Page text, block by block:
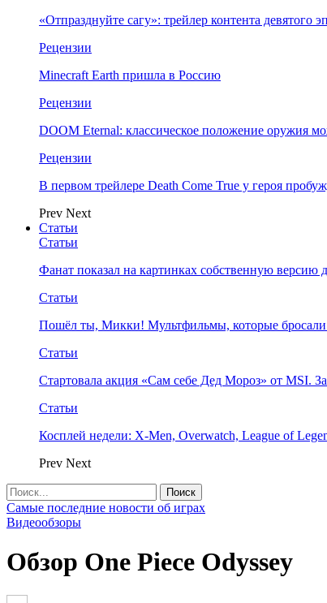
«Отпразднуйте сагу»: трейлер контента девятого
Рецензии
Minecraft Earth пришла в Россию
Рецензии
DOOM Eternal: классическое положение оружия
Рецензии
В первом трейлере Death Come True у героя
Prev Next
Статьи
Статьи
Фанат показал на картинках собственную
Статьи
Пошёл ты, Микки! Мультфильмы, которые бросали
Статьи
Стартовала акция «Сам себе Дед Мороз» от MSI.
Статьи
Косплей недели: X-Men, Overwatch, League of
Prev Next
Самые последние новости об играх
Видеообзоры
Обзор One Piece Odyssey